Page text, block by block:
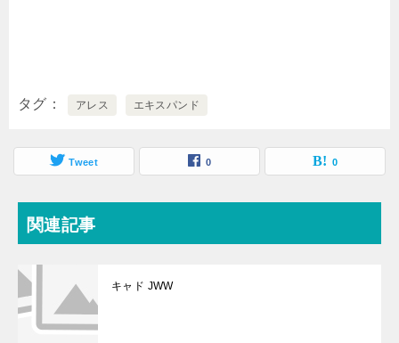
タグ アレス エキスパンド
Tweet 0 0
関連記事
キャド JWW